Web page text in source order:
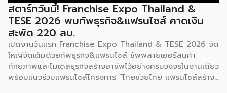
สตาร์ทวันนี้! Franchise Expo Thailand &
TESE 2026 พบทัพธุรกิจ&แฟรนไชส์ คาดเงิน
สะพัด 220 ลบ.
เปิดงานวันแรก Franchise Expo Thailand & TESE 2026 จัด
ใหญ่จัดเต็มด้วยทัพธุรกิจ&แฟรนไชส์ ซัพพลายเออร์สินค้า
ศักยภาพและโมเดลธุรกิจสร้างอาชีพไว้อย่างครบวงจรในงานเดียว
พร้อมแนวร่วมแฟรนไชส์โครงการ “ไทยช่วยไทย แฟรนไชส์สร้าง